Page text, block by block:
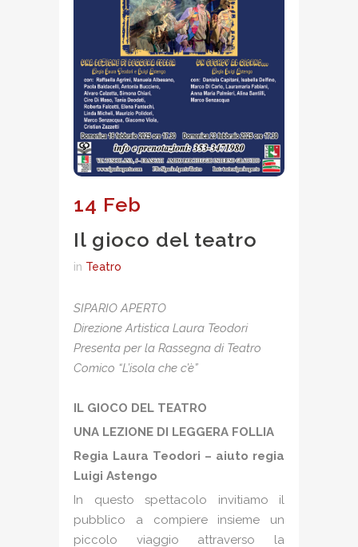
14 Feb
Il gioco del teatro
in Teatro
SIPARIO APERTO
Direzione Artistica Laura Teodori
Presenta per la Rassegna di Teatro
Comico “L’isola che c’è”
IL GIOCO DEL TEATRO
UNA LEZIONE DI LEGGERA FOLLIA
Regia Laura Teodori – aiuto regia
Luigi Astengo
In questo spettacolo invitiamo il
pubblico a compiere insieme un
piccolo viaggio attraverso la